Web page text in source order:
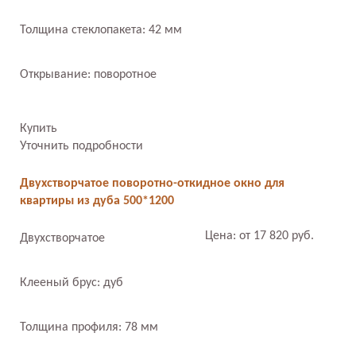
Толщина стеклопакета: 42 мм
Открывание: поворотное
Купить
Уточнить подробности
Двухстворчатое поворотно-откидное окно для
квартиры из дуба 500*1200
Двухстворчатое
Клееный брус: дуб
Толщина профиля: 78 мм
Цена: от 17 820 руб.